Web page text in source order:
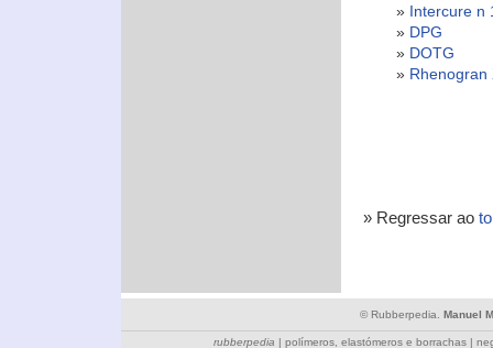
» Intercure n
» DPG
» DOTG
» Rhenogran
» Regressar ao
© Rubberpedia. Manuel
rubberpedia | polímeros, elastómeros e borrachas |